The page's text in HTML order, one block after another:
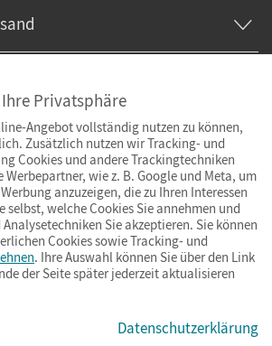
BarrierefreiheitCookies & Co.
Privatsphäre
Angebot vollständig nutzen zu können,
Zusätzlich nutzen wir Tracking- und
Cookies und andere Trackingtechniken
Werbepartner, wie z. B. Google und Meta, um
anzuzeigen, die zu Ihren Interessen
selbst, welche Cookies Sie annehmen und
Sie akzeptieren. Sie können
Cookies sowie Tracking- und
. Ihre Auswahl können Sie über den Link
der Seite später jederzeit aktualisieren
Datenschutzerklärung